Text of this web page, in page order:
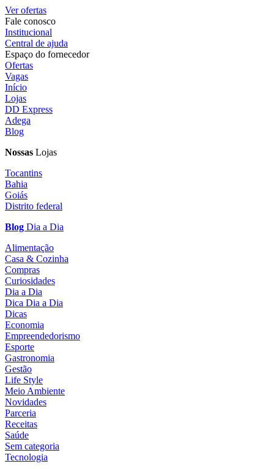
Ver ofertas
Fale conosco
Institucional
Central de ajuda
Espaço do fornecedor
Ofertas
Vagas
Início
Lojas
DD Express
Adega
Blog
Nossas Lojas
Tocantins
Bahia
Goiás
Distrito federal
Blog Dia a Dia
Alimentação
Casa & Cozinha
Compras
Curiosidades
Dia a Dia
Dica Dia a Dia
Dicas
Economia
Empreendedorismo
Esporte
Gastronomia
Gestão
Life Style
Meio Ambiente
Novidades
Parceria
Receitas
Saúde
Sem categoria
Tecnologia